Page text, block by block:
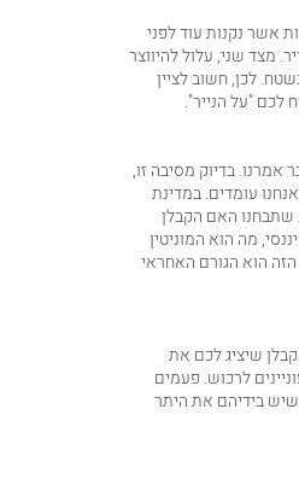
אשר נקנות עוד לפני
מצד שני, עלול להיווצר
לכן, חשוב לציין
לכם "על הנייר".
בדיוק מסיבה זו,
עומדים. במדינת
שתבחנו האם הקבלן
מה הוא המוניטין
הוא הגורם האחראי
שיציג לכם את
לרכוש. פעמים
שיש בידיהם את היתר